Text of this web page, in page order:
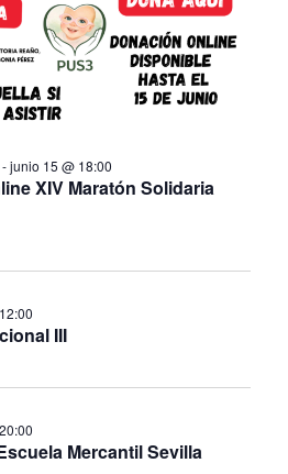
XIV Maratón Solidaria
-junio 15 @ 18:00
III
12:00
Mercantil Sevilla
20:00